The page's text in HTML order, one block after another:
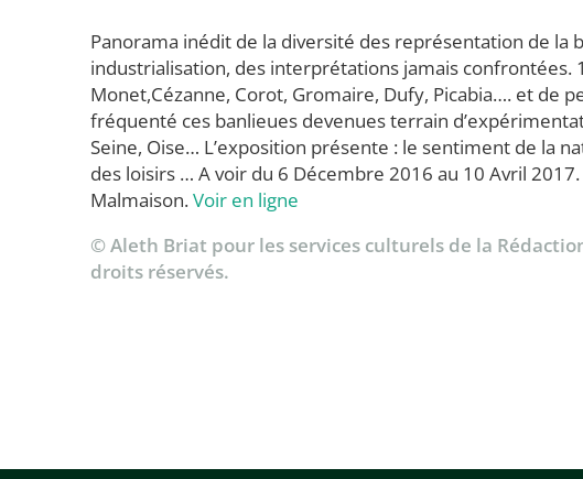
Panorama inédit de la diversité des représentation de la
industrialisation, des interprétations jamais
Monet,Cézanne, Corot, Gromaire, Dufy, Picabia…. et de
fréquenté ces banlieues devenues terrain
Seine, Oise… L’exposition présente : le sentiment de la
des loisirs … A voir du 6 Décembre 2016 au 10 Avril
Malmaison.Voir en ligne
© Aleth Briat pour les services culturels de la
droits réservés.